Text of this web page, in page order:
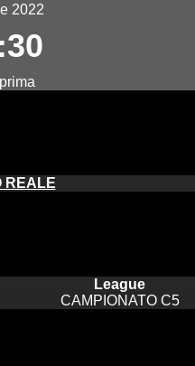
2022
REALE
League
CAMPIONATO C5